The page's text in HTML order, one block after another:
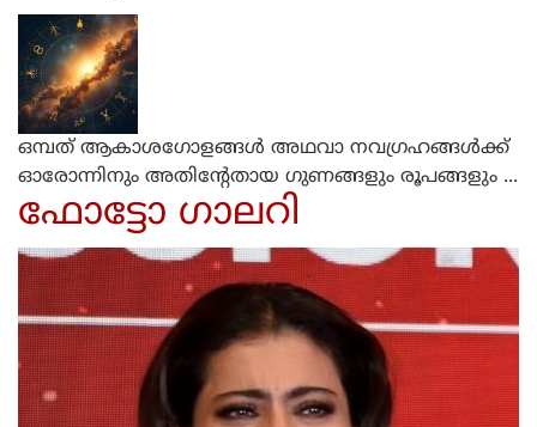
ഒമ്പത് ആകാശഗോളങ്ങള്‍ അഥവാ നവഗ്രഹങ്ങള്‍ക്ക്
ഓരോന്നിനും അതിന്റേതായ ഗുണങ്ങളും രൂപങ്ങളും ...
ഫോട്ടോ ഗാലറി